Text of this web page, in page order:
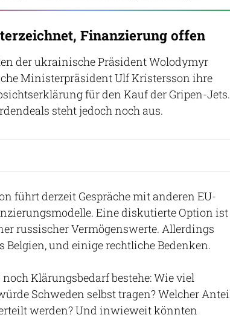
Finanzierung offen
der ukrainische Präsident Wolodymyr
Ministerpräsident Ulf Kristersson ihre
für den Kauf der Gripen-Jets.
steht jedoch noch aus.
führt derzeit Gespräche mit anderen EU-
Eine diskutierte Option ist
russischer Vermögenswerte. Allerdings
Belgien, und einige rechtliche Bedenken.
Klärungsbedarf bestehe: Wie viel
Schweden selbst tragen? Welcher
werden? Und inwieweit könnten